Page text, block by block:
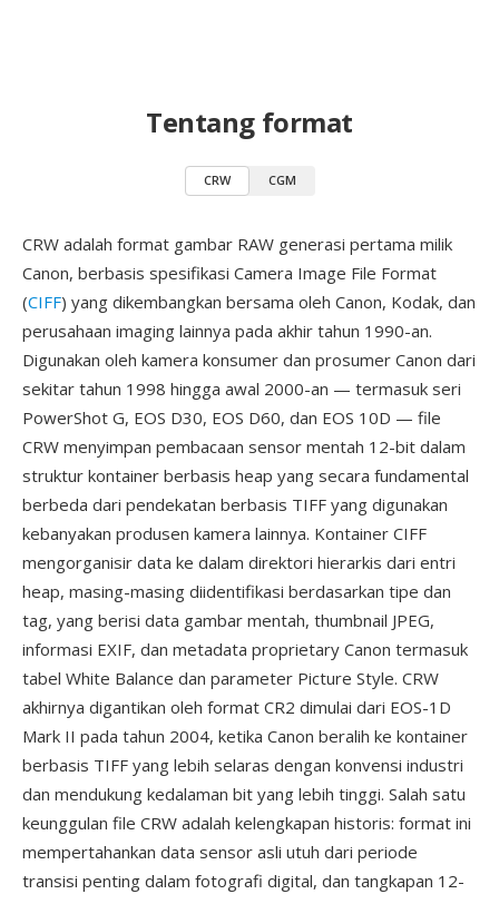
Tentang format
CRW CGM
CRW adalah format gambar RAW generasi pertama milik
Canon, berbasis spesifikasi Camera Image File Format
(CIFF) yang dikembangkan bersama oleh Canon, Kodak, dan
perusahaan imaging lainnya pada akhir tahun 1990-an.
Digunakan oleh kamera konsumer dan prosumer Canon dari
sekitar tahun 1998 hingga awal 2000-an — termasuk seri
PowerShot G, EOS D30, EOS D60, dan EOS 10D — file
CRW menyimpan pembacaan sensor mentah 12-bit dalam
struktur kontainer berbasis heap yang secara fundamental
berbeda dari pendekatan berbasis TIFF yang digunakan
kebanyakan produsen kamera lainnya. Kontainer CIFF
mengorganisir data ke dalam direktori hierarkis dari entri
heap, masing-masing diidentifikasi berdasarkan tipe dan
tag, yang berisi data gambar mentah, thumbnail JPEG,
informasi EXIF, dan metadata proprietary Canon termasuk
tabel White Balance dan parameter Picture Style. CRW
akhirnya digantikan oleh format CR2 dimulai dari EOS-1D
Mark II pada tahun 2004, ketika Canon beralih ke kontainer
berbasis TIFF yang lebih selaras dengan konvensi industri
dan mendukung kedalaman bit yang lebih tinggi. Salah satu
keunggulan file CRW adalah kelengkapan historis: format ini
mempertahankan data sensor asli utuh dari periode
transisi penting dalam fotografi digital, dan tangkapan 12-